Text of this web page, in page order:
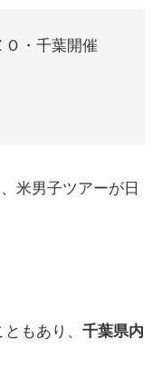
・千葉開催
米男子ツアーが日
もあり、 千葉県内